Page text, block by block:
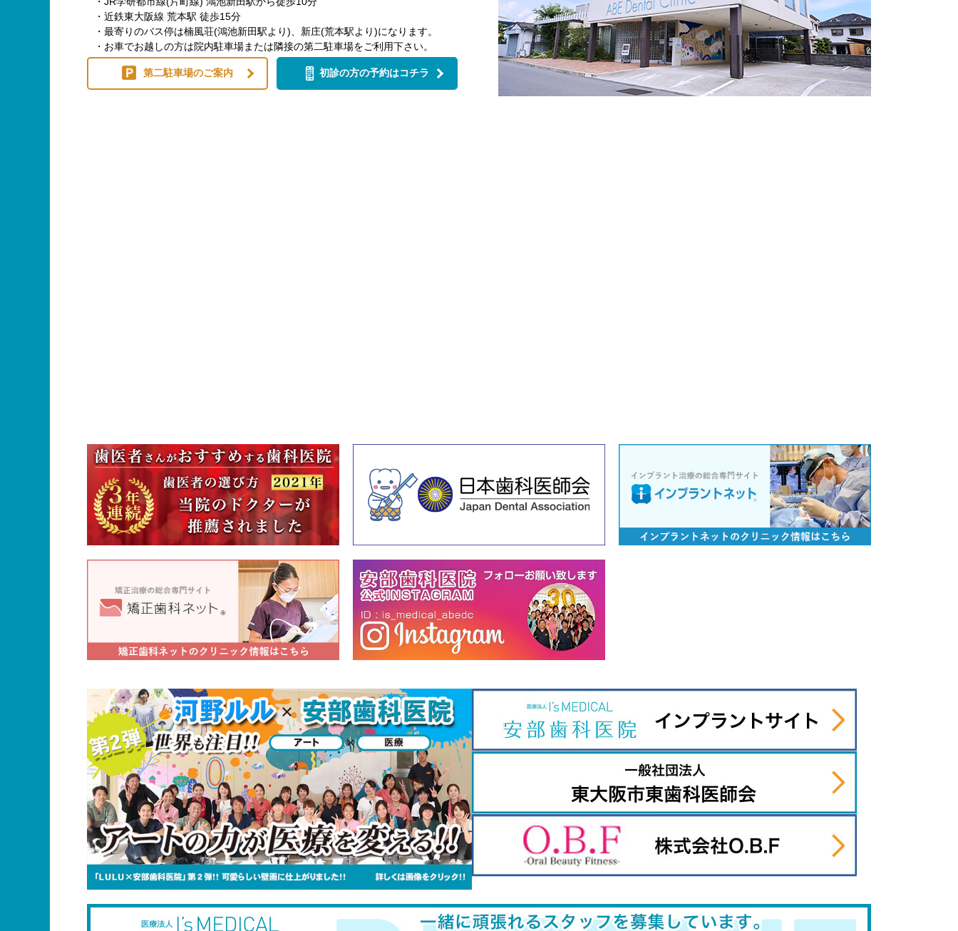
・近鉄東大阪線 荒本駅 徒歩15分
・最寄りのバス停は楠風荘(鴻池新田駅より)、新庄(荒本駅より)になります。
・お車でお越しの方は院内駐車場または隣接の第二駐車場をご利用下さい。
第二駐車場のご案内 初診の方の予約はコチラ